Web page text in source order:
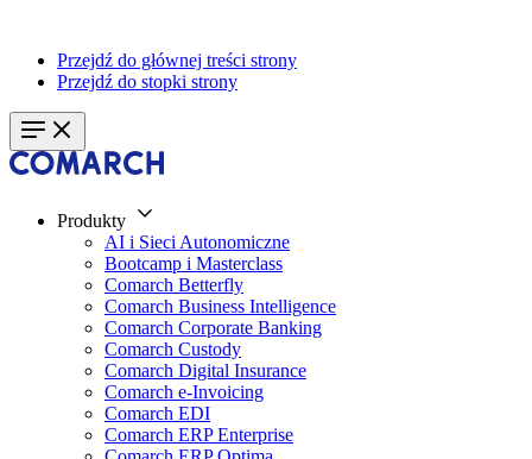
Przejdź do głównej treści strony
Przejdź do stopki strony
Produkty
AI i Sieci Autonomiczne
Bootcamp i Masterclass
Comarch Betterfly
Comarch Business Intelligence
Comarch Corporate Banking
Comarch Custody
Comarch Digital Insurance
Comarch e-Invoicing
Comarch EDI
Comarch ERP Enterprise